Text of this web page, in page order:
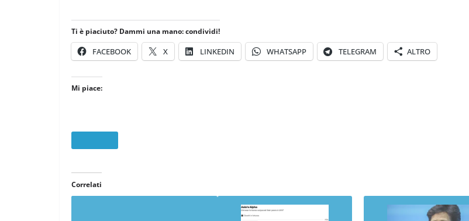
Ti è piaciuto? Dammi una mano: condividi!
FACEBOOK X LINKEDIN WHATSAPP TELEGRAM ALTRO
Mi piace:
Correlati